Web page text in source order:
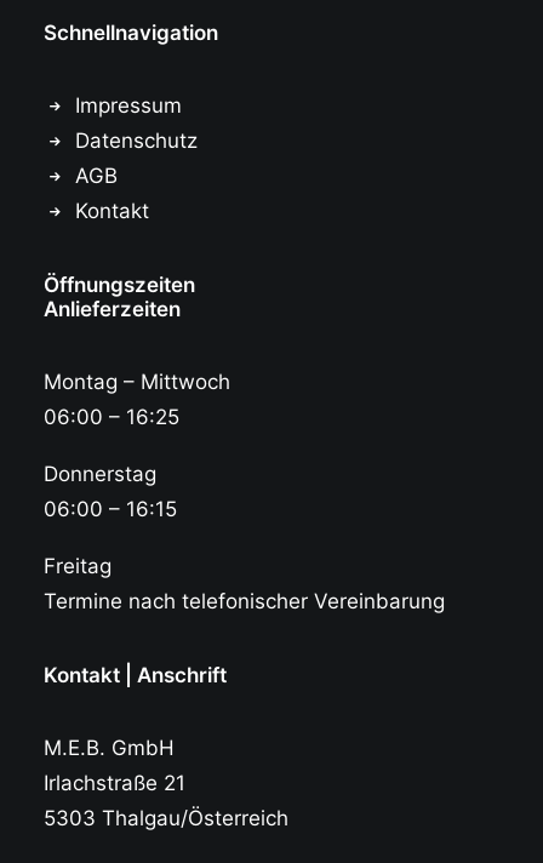
Schnellnavigation
Impressum
Datenschutz
AGB
Kontakt
Öffnungszeiten
Anlieferzeiten
Montag – Mittwoch
06:00 – 16:25
Donnerstag
06:00 – 16:15
Freitag
Termine nach telefonischer Vereinbarung
Kontakt | Anschrift
M.E.B. GmbH
Irlachstraße 21
5303 Thalgau/Österreich